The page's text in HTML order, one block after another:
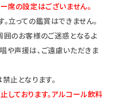
席の設定はございません。
立っての鑑賞はできません。
のお客様のご迷惑となるよ
や声援は、ご遠慮いただきま
止となります。
ております。アルコール飲料